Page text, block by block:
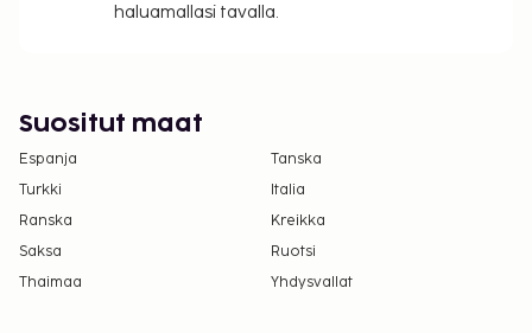
haluamallasi tavalla.
Suositut maat
Espanja
Tanska
Turkki
Italia
Ranska
Kreikka
Saksa
Ruotsi
Thaimaa
Yhdysvallat